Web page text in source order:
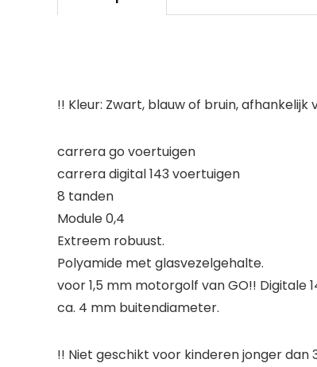
!! Kleur: Zwart, blauw of bruin,
carrera go voertuigen
carrera digital 143 voertuigen
8 tanden
Module 0,4
Extreem robuust.
Polyamide met glasvezelgehalte.
voor 1,5 mm motorgolf van GO!! Digitale
ca. 4 mm buitendiameter.
!! Niet geschikt voor kinderen jonger dan